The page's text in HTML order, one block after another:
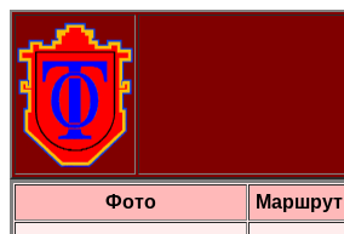
Фото Маршрут